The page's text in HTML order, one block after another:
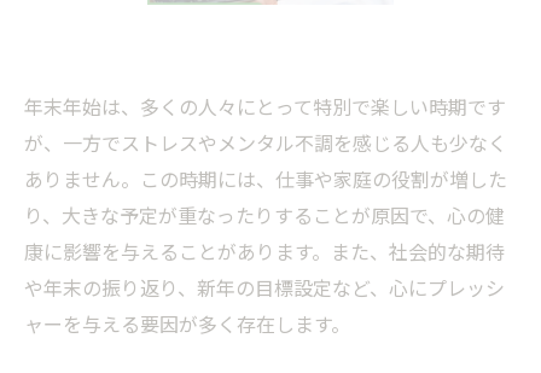
年末年始は、多くの人々にとって特別で楽しい時期です
が、一方でストレスやメンタル不調を感じる人も少なく
ありません。この時期には、仕事や家庭の役割が増した
り、大きな予定が重なったりすることが原因で、心の健
康に影響を与えることがあります。また、社会的な期待
や年末の振り返り、新年の目標設定など、心にプレッシ
ャーを与える要因が多く存在します。